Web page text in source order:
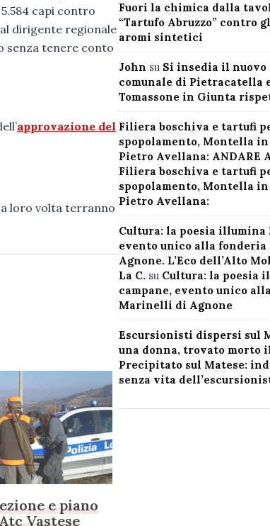
capi contro
dirigente regionale
senza tenere conto
approvazione del
loro volta terranno
e piano
Vastese
Fuori la chimica dalla
“Tartufo Abruzzo” contro
aromi sintetici
John su Si insedia il nuovo
comunale di Pietracatella
Tomassone in Giunta
Filiera boschiva e tartufi
spopolamento, Montella
Pietro Avellana: ANDARE
Filiera boschiva e tartufi
spopolamento, Montella
Pietro Avellana:
Cultura: la poesia illumina
evento unico alla
Agnone. L’Eco dell’Alto
La C. su Cultura: la poesia
campane, evento unico
Marinelli di Agnone
Escursionisti dispersi sul
una donna, trovato morto
Precipitato sul Matese:
senza vita